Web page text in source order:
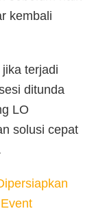
kembali
terjadi
ditunda
LO
solusi cepat